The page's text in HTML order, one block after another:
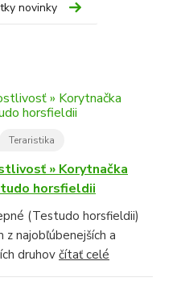
novinky
Teraristika
» Korytnačka
horsfieldii
(Testudo horsfieldii)
z najobľúbenejších a
druhovčítať celé